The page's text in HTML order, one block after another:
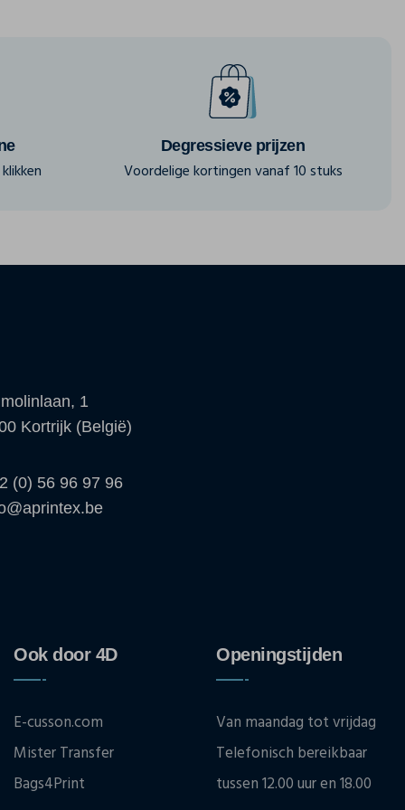
Degressieve prijzen
Voordelige kortingen vanaf 10 stuks
1
Kortrijk (België)
(0) 56 96 97 96
Ook door 4D
E-cusson.com
Mister Transfer
Bags4Print
Openingstijden
Van maandag tot vrijdag
Telefonisch bereikbaar
tussen 12.00 uur en 18.00